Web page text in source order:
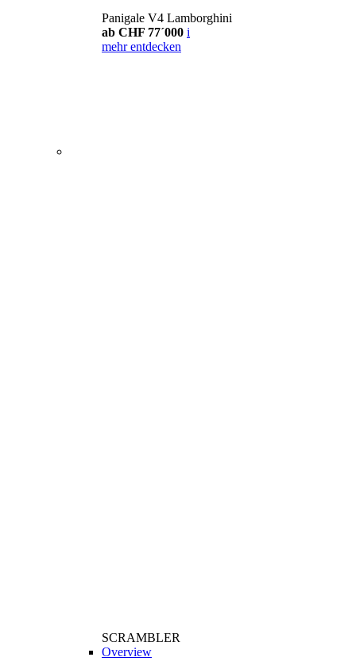
Panigale V4 Lamborghini
ab CHF 77´000 i
mehr entdecken
SCRAMBLER
Overview